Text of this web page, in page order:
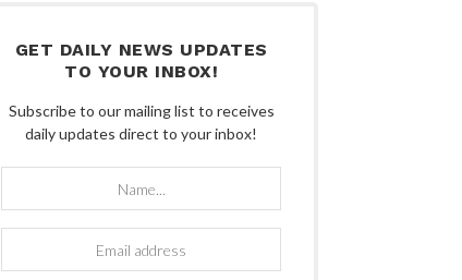
GET DAILY NEWS UPDATES
TO YOUR INBOX!
Subscribe to our mailing list to receives
daily updates direct to your inbox!